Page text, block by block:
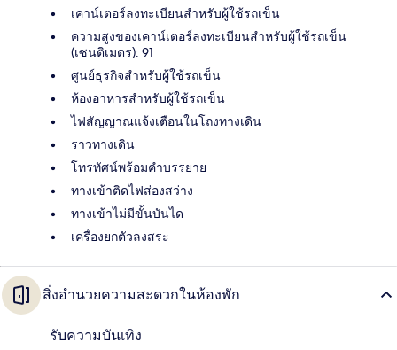
เคาน์เตอร์ลงทะเบียนสำหรับผู้ใช้รถเข็น
ความสูงของเคาน์เตอร์ลงทะเบียนสำหรับผู้ใช้รถเข็น
(เซนติเมตร): 91
ศูนย์ธุรกิจสำหรับผู้ใช้รถเข็น
ห้องอาหารสำหรับผู้ใช้รถเข็น
ไฟสัญญาณแจ้งเตือนในโถงทางเดิน
ราวทางเดิน
โทรทัศน์พร้อมคำบรรยาย
ทางเข้าติดไฟส่องสว่าง
ทางเข้าไม่มีขั้นบันได
เครื่องยกตัวลงสระ
สิ่งอำนวยความสะดวกในห้องพัก
รับความบันเทิง